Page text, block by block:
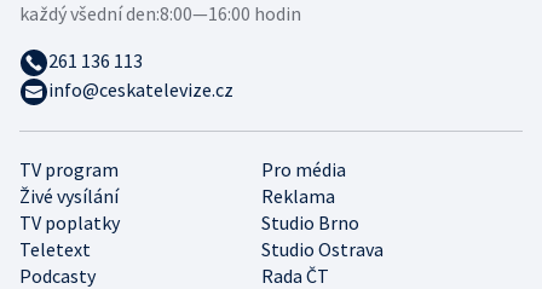
TV program
Pro média
Živé vysílání
Reklama
TV poplatky
Studio Brno
Teletext
Studio Ostrava
Podcasty
Rada ČT
každý všední den:8:00—16:00 hodin
261 136 113
info@ceskatelevize.cz